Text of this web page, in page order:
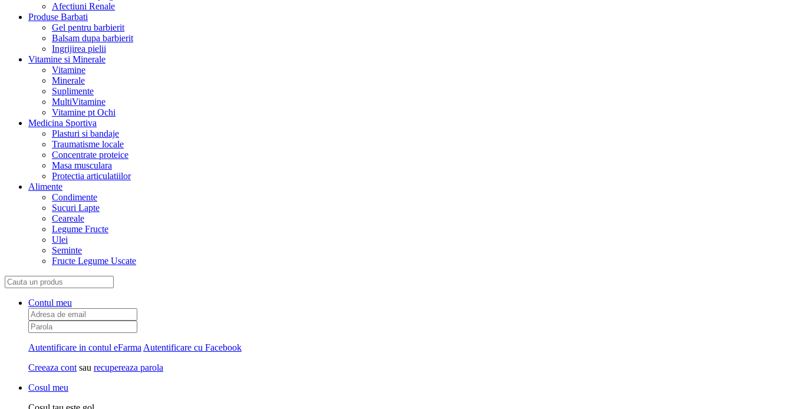
Afectiuni Renale
Produse Barbati
Gel pentru barbierit
Balsam dupa barbierit
Ingrijirea pielii
Vitamine si Minerale
Vitamine
Minerale
Suplimente
MultiVitamine
Vitamine pt Ochi
Medicina Sportiva
Plasturi si bandaje
Traumatisme locale
Concentrate proteice
Masa musculara
Protectia articulatiilor
Alimente
Condimente
Sucuri Lapte
Ceareale
Legume Fructe
Ulei
Seminte
Fructe Legume Uscate
Contul meu
Autentificare in contul eFarma Autentificare cu Facebook
Creeaza cont sau recupereaza parola
Cosul meu